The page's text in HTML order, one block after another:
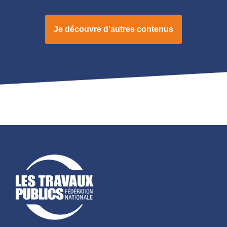
Je découvre d'autres contenus